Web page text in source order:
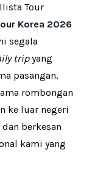
Tour
Korea 2026
segala
tripyang
pasangan,
rombongan
ke luar negeri
berkesan
kami yang